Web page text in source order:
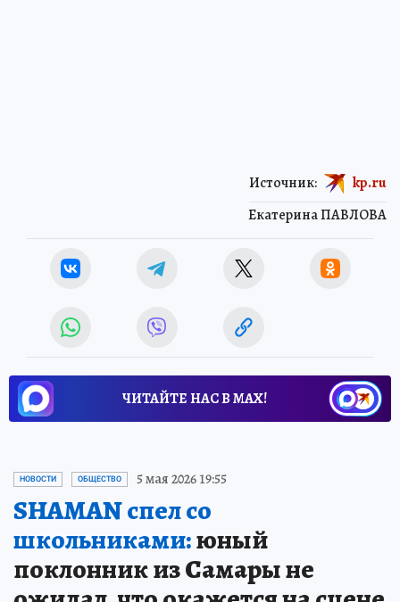
Екатерина ПАВЛОВА
Источник: kp.ru
ЧИТАЙТЕ НАС В МАХ!
НОВОСТИ ОБЩЕСТВО 5 мая 2026 19:55
SHAMAN спел со
школьниками:юный
поклонник из Самары не